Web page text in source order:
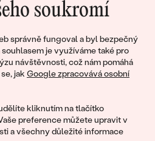
soukromí
správně fungoval a byl bezpečný
je využíváme také pro
návštěvnosti, což nám pomáhá
jak Google zpracovává osobní
kliknutím na tlačítko
preference můžete upravit v
a všechny důležité informace